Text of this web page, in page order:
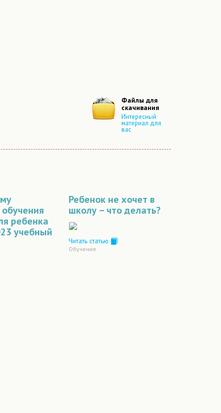
Файлы для
скачивания
Интересный
материал для
вас
ребенка
учебный
Ребенок не хочет в
школу – что делать?
Читать статью
Обучение